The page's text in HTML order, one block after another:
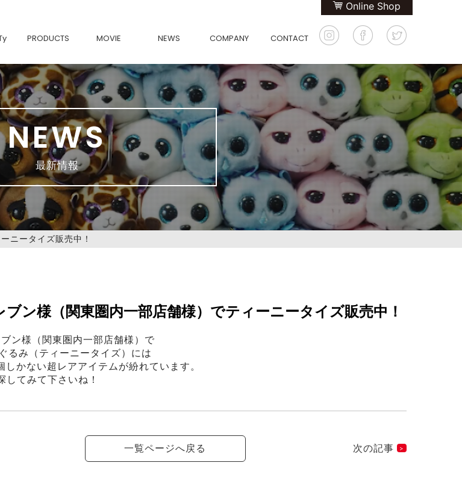
Online Shop
力
PRODUCTS
BEANIE BABIES-復刻-
Beanie Bouncers
BEANIE BOOS
BEANIE BELLIES
BEANIE BABIES
SQUISH A BOOS
BEANIE BALLS
TEENy Tys
MINI BOOS
Ty FASHION
movies & TV
Classic
MOVIE NEWS COMPANY CONTACT
NEWS
最新情報
ニータイズ販売中！
ン様（関東圏内一部店舗様）でティーニータイズ販売中！
ン様（関東圏内一部店舗様）で
るみ（ティーニータイズ）には
かない超レアアイテムが紛れています。
してみて下さいね！
一覧ページへ戻る 次の記事